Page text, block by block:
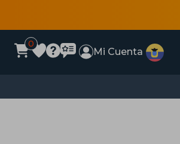
0
Mi Cuenta